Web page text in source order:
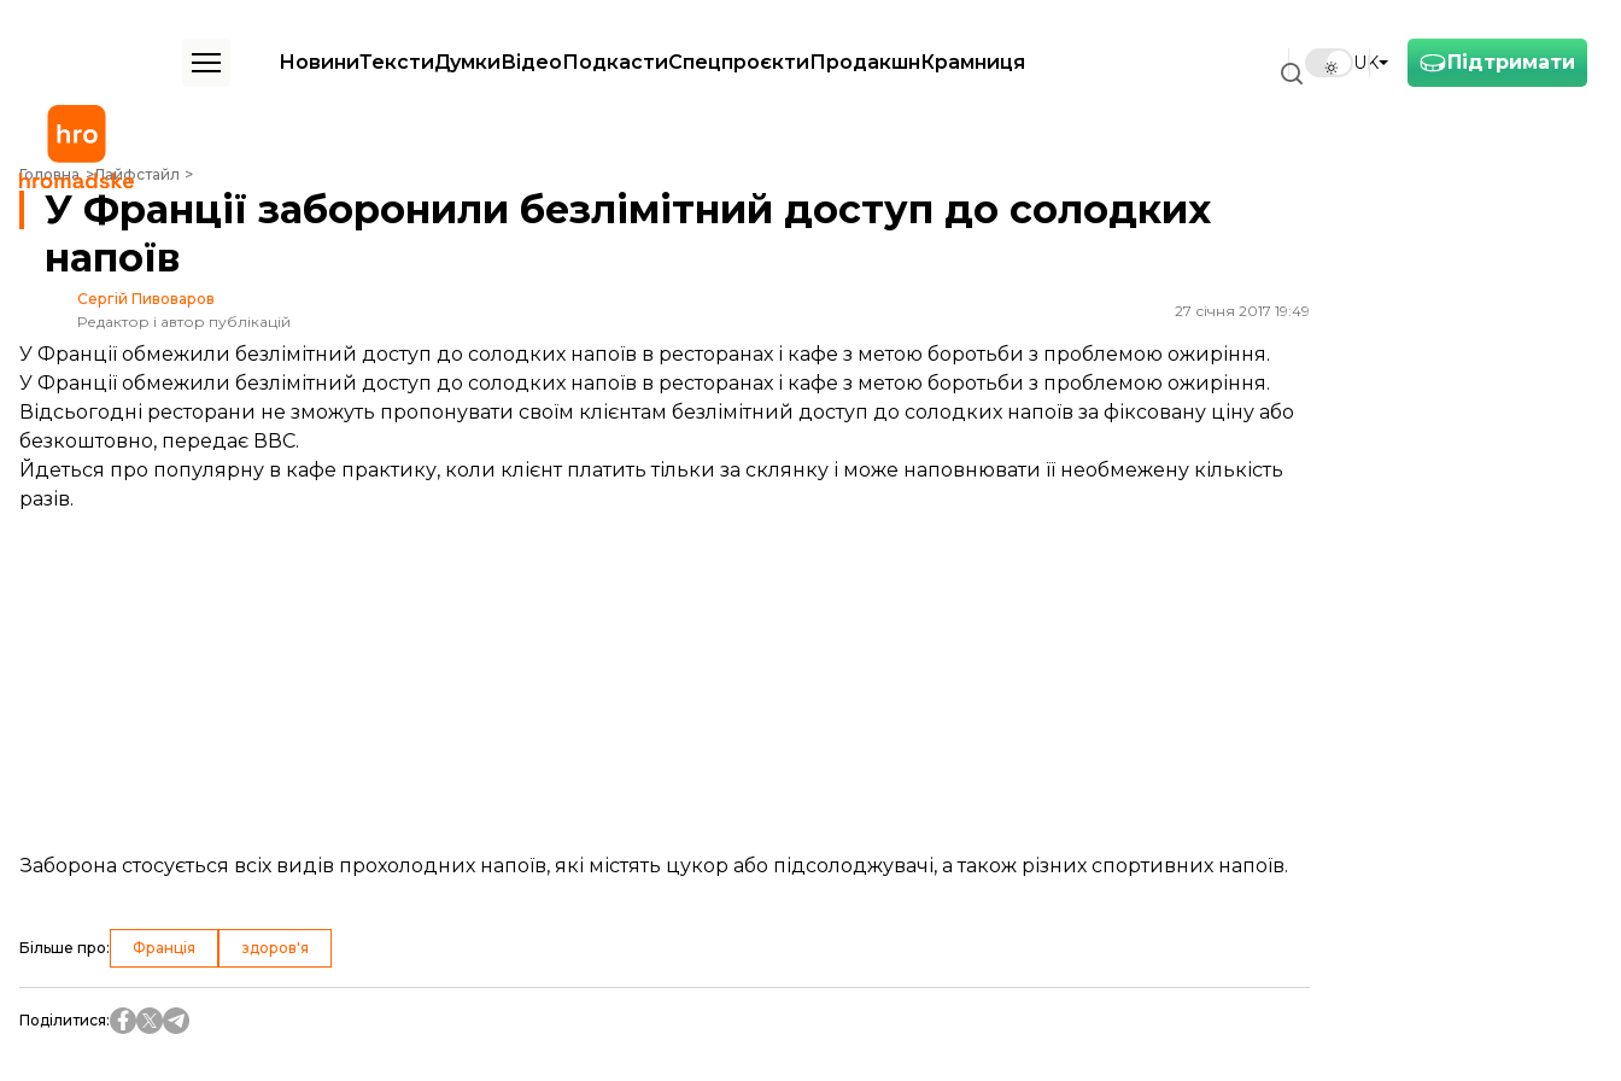
Підтримати
UK
НовиниТекстиДумкиВідеоПодкастиСпецпроєктиПродакшнКрамниця
Головна Лайфстайл
У Франції заборонили безлімітний доступ до солодких напоїв
У Франції заборонили безлімітний доступ до солодких
напоїв
Сергій Пивоваров
Редактор і автор публікацій
27 січня 2017 19:49
У Франції обмежили безлімітний доступ до солодких напоїв в ресторанах і кафе з метою боротьби з проблемою ожиріння.
У Франції обмежили безлімітний доступ до солодких напоїв в ресторанах і кафе з метою боротьби з проблемою ожиріння.
Відсьогодні ресторани не зможуть пропонувати своїм клієнтам безлімітний доступ до солодких напоїв за фіксовану ціну або
безкоштовно, передає ВВС.
Йдеться про популярну в кафе практику, коли клієнт платить тільки за склянку і може наповнювати її необмежену кількість
разів.
Заборона стосується всіх видів прохолодних напоїв, які містять цукор або підсолоджувачі, а також різних спортивних напоїв.
Більше про: Франція здоров'я
Поділитися: